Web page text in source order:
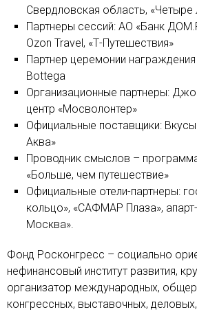
Свердловская область, «Четыре
Партнеры сессий: АО «Банк
Ozon Travel, «Т-Путешествия»
Партнер церемонии
Bottega
Организационные партнеры:
центр «Мосволонтер»
Официальные поставщики:
Аква»
Проводник смыслов –
«Больше, чем путешествие»
Официальные отели-партнеры:
кольцо», «САФМАР Плаза»,
Москва».
Фонд Росконгресс – социально
нефинансовый институт развития,
организатор международных,
конгрессных, выставочных,